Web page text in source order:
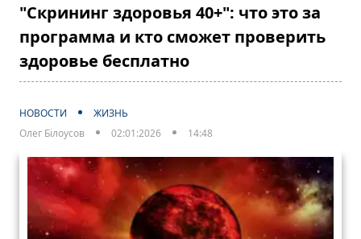
"Скрининг здоровья 40+": что это за
программа и кто сможет проверить
здоровье бесплатно
НОВОСТИ
ЖИЗНЬ
Олег Білоусов
02:01:2026 14:48